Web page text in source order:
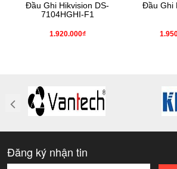
Đầu Ghi Hikvision DS-
7104HGHI-F1
1.920.000₫
Đầu Ghi
Đăng ký nhận tin